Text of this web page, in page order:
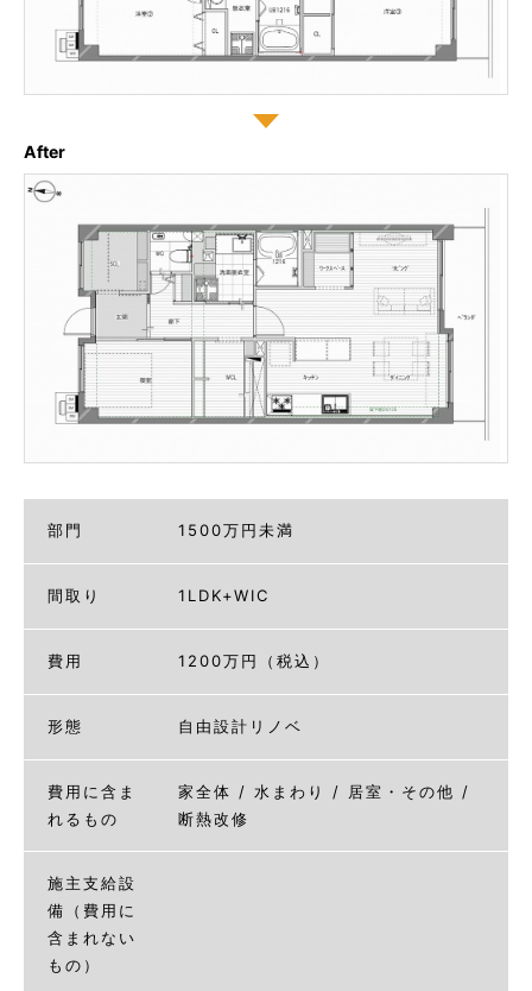
After
部門 1500万円未満
間取り 1LDK+WIC
費用 1200万円（税込）
形態 自由設計リノベ
費用に含ま
れるもの
家全体 / 水まわり / 居室・その他 /
断熱改修
施主支給設
備（費用に
含まれない
もの）